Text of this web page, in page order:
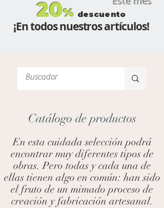
20% descuento
¡En todos nuestros artículos!
Catálogo de productos
En esta cuidada selección podrá
encontrar muy diferentes tipos de
obras. Pero todas y cada una de
ellas tienen algo en común: han sido
el fruto de un mimado proceso de
creación y fabricación artesanal.